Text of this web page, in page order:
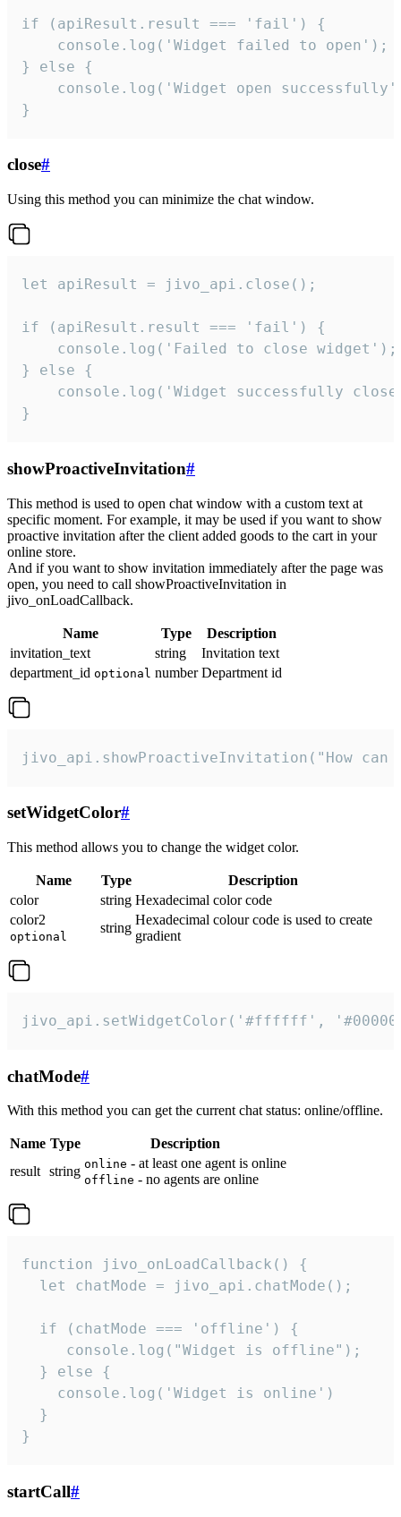
if (apiResult.result === 'fail') {
    console.log('Widget failed to open');
} else {
console.log('Widget open
}
close#
Using this method you can minimize the chat window.
let apiResult = jivo_api.close();
if (apiResult.result === 'fail') {
    console.log('Failed to close widget');
} else {
console.log('Widget successfully
}
showProactiveInvitation#
This method is used to open chat window with a custom text at
specific moment. For example, it may be used if you want to show
proactive invitation after the client added goods to the cart in your
online store.
And if you want to show invitation immediately after the page was
open, you need to call showProactiveInvitation in
jivo_onLoadCallback.
Name Type
Description
invitation_text
string
Invitation text
department_id optional number Department id
jivo_api.showProactiveInvitation("How
setWidgetColor#
This method allows you to change the widget color.
Name Type
Description
color
string Hexadecimal color code
color2
optional
string
Hexadecimal colour code is used to create
gradient
jivo_api.setWidgetColor('#ffffff',
chatMode#
With this method you can get the current chat status: online/offline.
Name Type
Description
result string online - at least one agent is online
offline - no agents are online
function jivo_onLoadCallback() {
  let chatMode = jivo_api.chatMode();
  if (chatMode === 'offline') {
     console.log("Widget is offline");
  } else {
    console.log('Widget is online')
  }
}
startCall#